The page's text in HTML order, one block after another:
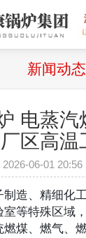
新闻动态
电蒸
区高温
2026-06-01
造、精细化
等特殊区域
煤、燃气、